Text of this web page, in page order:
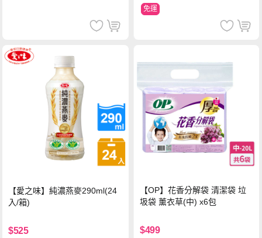
免運
【愛之味】純濃燕麥290ml(24
入/箱)
$525
【OP】花香分解袋 清潔袋 垃
圾袋 薰衣草(中) x6包
$499